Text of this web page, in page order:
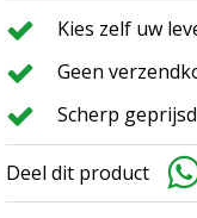
Kies zelf uw
Geen
Scherp geprijsd
Deel dit product